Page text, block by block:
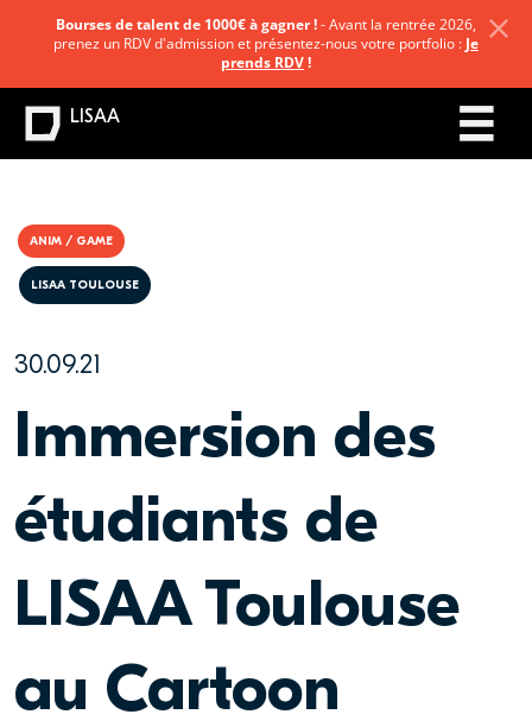
ANIM / GAME
30.09.21
LISAA TOULOUSE
Immersion des
étudiants de
LISAA Toulouse
au Cartoon
Bourses de talent de 1000€ à gagner !- Avant la rentrée 2026,
prenez un RDV d'admission et présentez-nous votre portfolio : Je
prends RDV!
LISAA